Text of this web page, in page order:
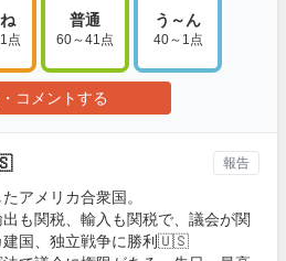
点
普通
60～41点
う～ん
40～1点
コメントする
アメリカ合衆国。
も関税、輸入も関税で、議会が関
建国、独立戦争に勝利🇺🇸
報告